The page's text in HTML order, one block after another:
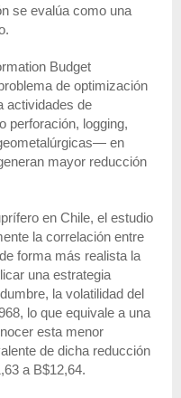
se evalúa como una
Budget
de optimización
actividades de
perforación, logging,
en
mayor reducción
en Chile, el estudio
la correlación entre
forma más realista la
una estrategia
la volatilidad del
lo que equivale a una
esta menor
de dicha reducción
a B$12,64.